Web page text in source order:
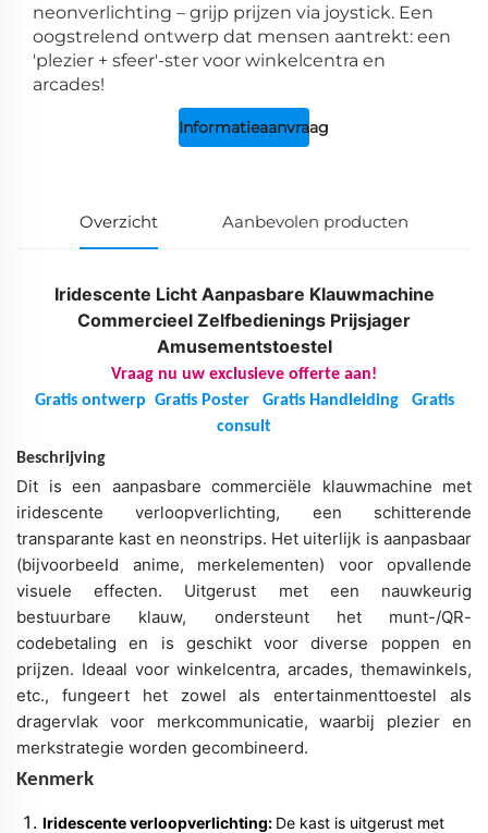
neonverlichting – grijp prijzen via joystick. Een
oogstrelend ontwerp dat mensen aantrekt: een
'plezier + sfeer'-ster voor winkelcentra en
arcades!
Informatieaanvraag
Overzicht Aanbevolen producten
Iridescente Licht Aanpasbare Klauwmachine
Commercieel Zelfbedienings Prijsjager
Amusementstoestel
Vraag nu uw exclusieve offerte aan!
Gratis ontwerp Gratis Poster Gratis Handleiding
Gratis
consult
Beschrijving
Dit is een aanpasbare commerciële klauwmachine met
iridescente verloopverlichting, een schitterende
transparante kast en neonstrips. Het uiterlijk is aanpasbaar
(bijvoorbeeld anime, merkelementen) voor opvallende
visuele effecten. Uitgerust met een nauwkeurig
bestuurbare klauw, ondersteunt het munt-/QR-
codebetaling en is geschikt voor diverse poppen en
prijzen. Ideaal voor winkelcentra, arcades, themawinkels,
etc., fungeert het zowel als entertainmenttoestel als
dragervlak voor merkcommunicatie, waarbij plezier en
merkstrategie worden gecombineerd.
Kenmerk
Iridescente verloopverlichting: De kast is uitgerust met